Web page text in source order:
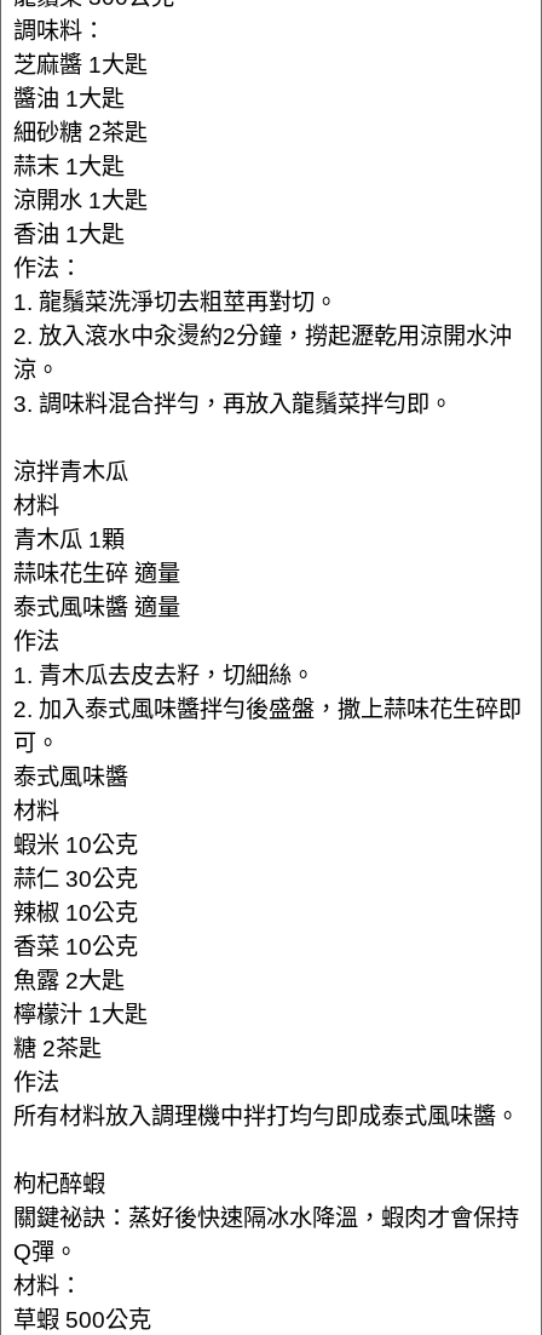
調味料：
芝麻醬 1大匙
醬油 1大匙
細砂糖 2茶匙
蒜末 1大匙
涼開水 1大匙
香油 1大匙
作法：
1. 龍鬚菜洗淨切去粗莖再對切。
2. 放入滾水中汆燙約2分鐘，撈起瀝乾用涼開水沖
涼。
3. 調味料混合拌勻，再放入龍鬚菜拌勻即。
涼拌青木瓜
材料
青木瓜 1顆
蒜味花生碎 適量
泰式風味醬 適量
作法
1. 青木瓜去皮去籽，切細絲。
2. 加入泰式風味醬拌勻後盛盤，撒上蒜味花生碎即
可。
泰式風味醬
材料
蝦米 10公克
蒜仁 30公克
辣椒 10公克
香菜 10公克
魚露 2大匙
檸檬汁 1大匙
糖 2茶匙
作法
所有材料放入調理機中拌打均勻即成泰式風味醬。
枸杞醉蝦
關鍵祕訣：蒸好後快速隔冰水降溫，蝦肉才會保持
Q彈。
材料：
草蝦 500公克